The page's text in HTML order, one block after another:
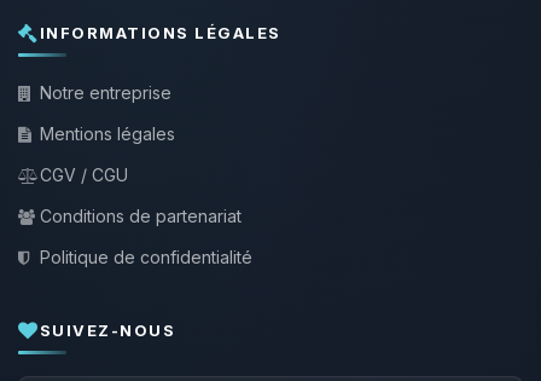
INFORMATIONS LÉGALES
Notre entreprise
Mentions légales
CGV / CGU
Conditions de partenariat
Politique de confidentialité
SUIVEZ-NOUS